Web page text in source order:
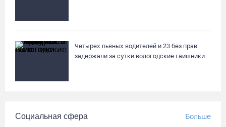
предпоследнее место «Кольца»
Общественные наблюдатели Вологодчины готовятся к
Четырех пьяных водителей и 23 без прав
задержали за сутки вологодские гаишники
Социальная сфера Больше